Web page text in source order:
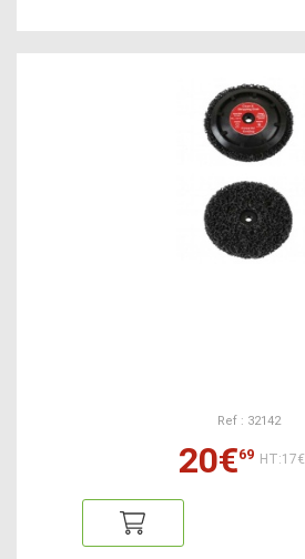
Ref : 32142
20€69 HT:17€